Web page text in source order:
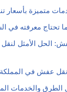
متميزة بأسعار
تحتاج معرفته في
الحل الأمثل لنقل
عفش في المملكة
والخدمات